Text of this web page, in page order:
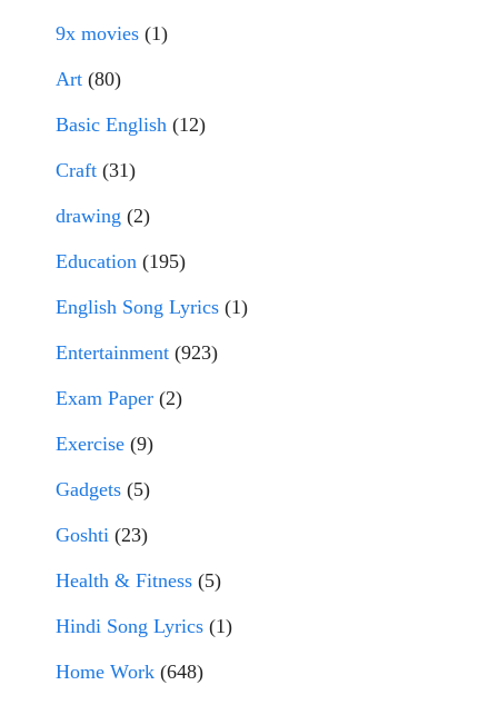
9x movies (1)
Art (80)
Basic English (12)
Craft (31)
drawing (2)
Education (195)
English Song Lyrics (1)
Entertainment (923)
Exam Paper (2)
Exercise (9)
Gadgets (5)
Goshti (23)
Health & Fitness (5)
Hindi Song Lyrics (1)
Home Work (648)